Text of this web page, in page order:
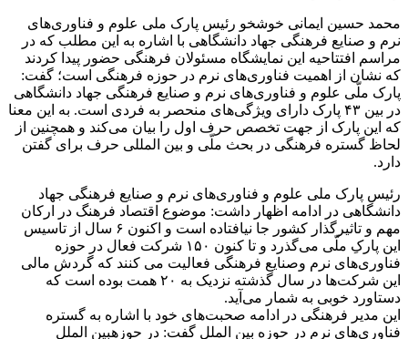
محمد حسین ایمانی خوشخو رئیس پارک ملی علوم و فناوری‌های
نرم و صنایع فرهنگی جهاد دانشگاهی با اشاره به این مطلب که در
مراسم افتتاحیه این نمایشگاه مسئولان فرهنگی حضور پیدا کردند
که نشان از اهمیت فناوری‌های نرم در حوزه فرهنگی است؛ گفت:
پارک ملّی علوم و فناوری‌های نرم و صنایع فرهنگی جهاد دانشگاهی
در بین ۴۳ پارک دارای ویژگی‌های منحصر به فردی است. به این معنا
که این پارک از جهت تخصص حرف اول را بیان می‌کند و همچنین از
لحاظ گستره فرهنگی در بحث ملّی و بین المللی حرف برای گفتن
دارد.
رئیس پارک ملی علوم و فناوری‌های نرم و صنایع فرهنگی جهاد
دانشگاهی در ادامه اظهار داشت: موضوع اقتصاد فرهنگ در ارکان
مهم و تاثیرگذار کشور جا نیافتاده است و اکنون ۶ سال از تاسیس
این پارکِ ملّی می‌گذرد و تا کنون ۱۵۰ شرکت فعال در حوزه
فناوری‌های نرم وصنایع فرهنگی فعالیت می کنند که گردش مالی
این شرکت‌ها در سال گذشته نزدیک به ۲۰ همت بوده است که
دستاورد خوبی به شمار می‌آید.
این مدیر فرهنگی در ادامه صحبت‌های خود با اشاره به گستره
فناوری‌های نرم در حوزه بین الملل گفت: در حوزهبین الملل